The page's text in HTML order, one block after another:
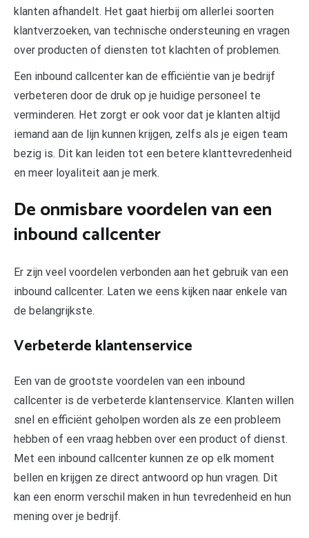
klanten afhandelt. Het gaat hierbij om allerlei soorten
klantverzoeken, van technische ondersteuning en vragen
over producten of diensten tot klachten of problemen.
Een inbound callcenter kan de efficiëntie van je bedrijf
verbeteren door de druk op je huidige personeel te
verminderen. Het zorgt er ook voor dat je klanten altijd
iemand aan de lijn kunnen krijgen, zelfs als je eigen team
bezig is. Dit kan leiden tot een betere klanttevredenheid
en meer loyaliteit aan je merk.
De onmisbare voordelen van een
inbound callcenter
Er zijn veel voordelen verbonden aan het gebruik van een
inbound callcenter. Laten we eens kijken naar enkele van
de belangrijkste.
Verbeterde klantenservice
Een van de grootste voordelen van een inbound
callcenter is de verbeterde klantenservice. Klanten willen
snel en efficiënt geholpen worden als ze een probleem
hebben of een vraag hebben over een product of dienst.
Met een inbound callcenter kunnen ze op elk moment
bellen en krijgen ze direct antwoord op hun vragen. Dit
kan een enorm verschil maken in hun tevredenheid en hun
mening over je bedrijf.